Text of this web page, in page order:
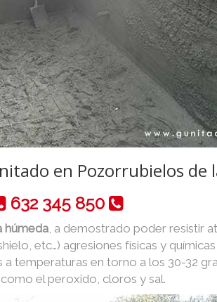
en Pozorrubielos de
632 345 850
húmeda, a demostrado poder resistir
etc…) agresiones físicas y
a temperaturas en torno a los 30-32
el peroxido, cloros y sal.